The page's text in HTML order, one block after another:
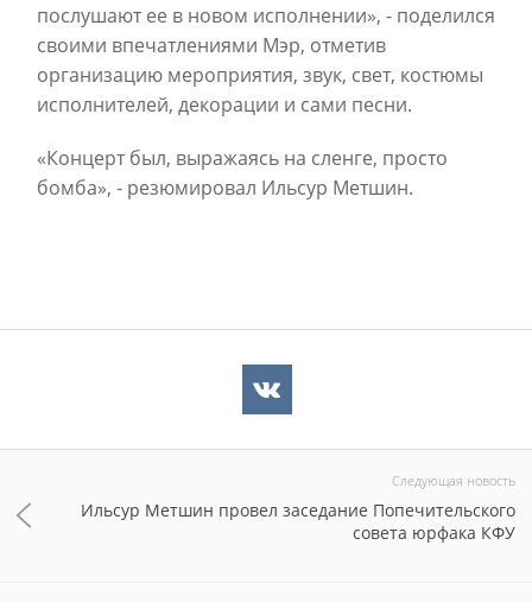
послушают ее в новом исполнении», - поделился
своими впечатлениями Мэр, отметив
организацию мероприятия, звук, свет, костюмы
исполнителей, декорации и сами песни.
«Концерт был, выражаясь на сленге, просто
бомба», - резюмировал Ильсур Метшин.
Следующая новость
Ильсур Метшин провел заседание Попечительского
совета юрфака КФУ